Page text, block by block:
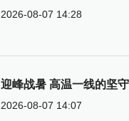
2026-08-07 14:28
迎峰战暑 高温一线的坚
2026-08-07 14:07